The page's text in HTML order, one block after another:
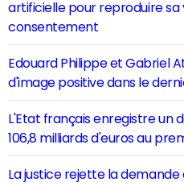
artificielle pour reproduire sa
consentement
Edouard Philippe et Gabriel
d'image positive dans le
L'Etat français enregistre un
106,8 milliards d'euros au
La justice rejette la demande